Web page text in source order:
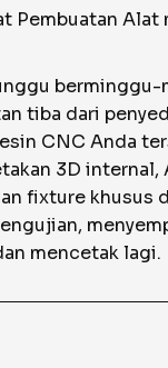
Pembuatan Alat
berminggu-
tiba dari
CNC Anda
3D internal,
fixture khusus
mencetak lagi.